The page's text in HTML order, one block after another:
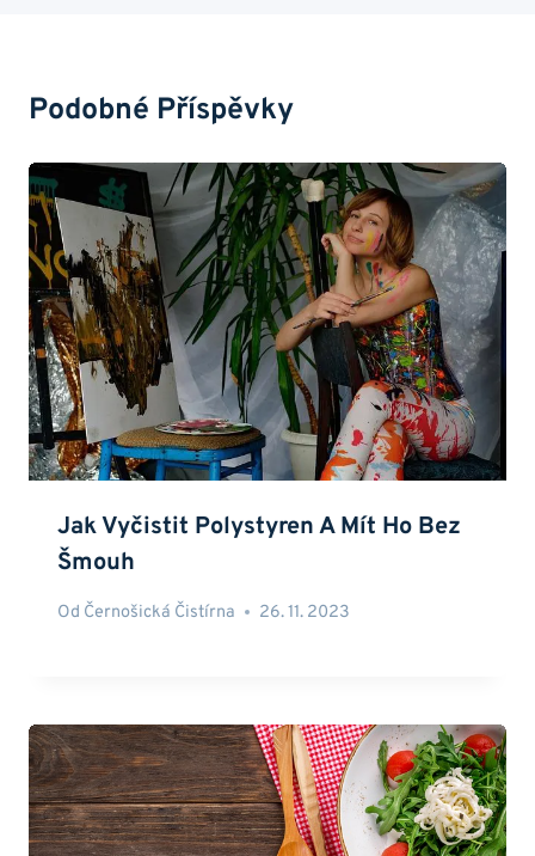
Podobné Příspěvky
Jak Vyčistit Polystyren A Mít Ho Bez
Šmouh
Od Černošická Čistírna 26. 11. 2023